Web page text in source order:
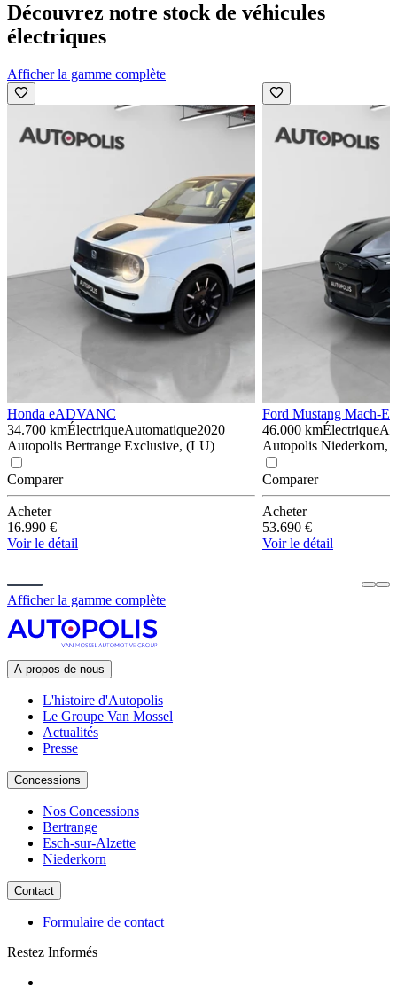
Découvrez notre stock de véhicules
électriques
Afficher la gamme complète
Honda eADVANC
34.700 kmÉlectriqueAutomatique2020
Autopolis Bertrange Exclusive, (LU)
Comparer
Acheter
16.990 €
Voir le détail
Ford Mustang Mach-E
46.000 kmÉlectrique
Autopolis Niederkorn,
Comparer
Acheter
53.690 €
Voir le détail
Afficher la gamme complète
A propos de nous
L'histoire d'Autopolis
Le Groupe Van Mossel
Actualités
Presse
Concessions
Nos Concessions
Bertrange
Esch-sur-Alzette
Niederkorn
Contact
Formulaire de contact
Restez Informés